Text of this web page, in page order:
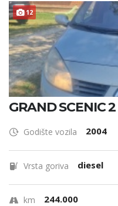
12
GRAND SCENIC 2
Godište vozila 2004
Vrsta goriva diesel
km 244.000